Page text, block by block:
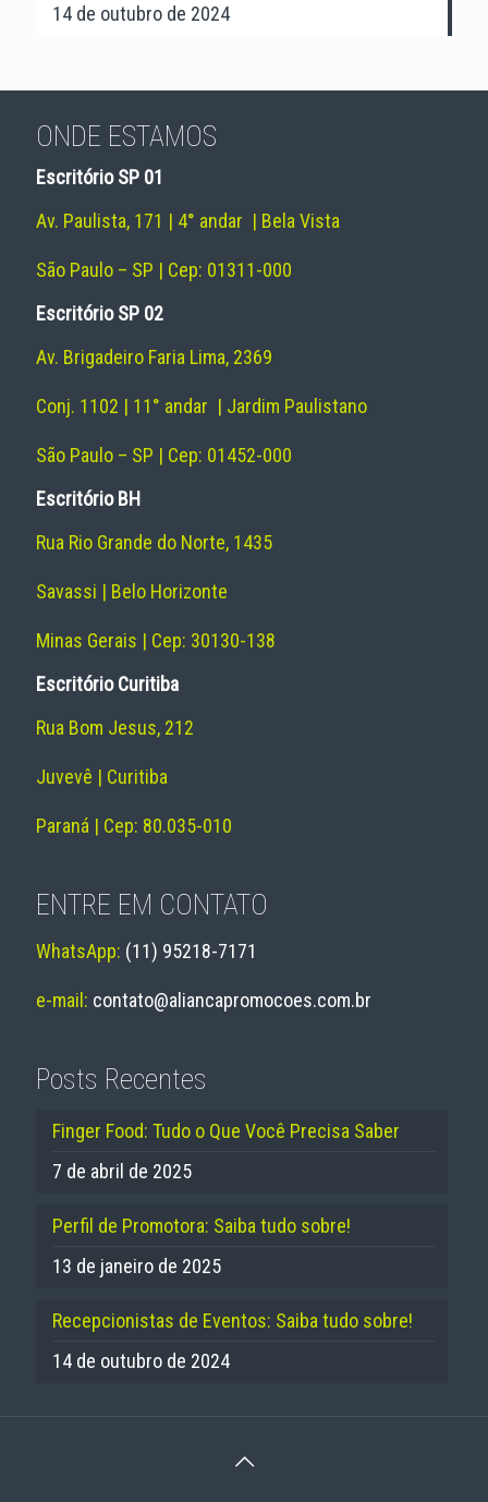
14 de outubro de 2024
ONDE ESTAMOS
Escritório SP 01
Av. Paulista, 171 | 4° andar | Bela Vista
São Paulo – SP | Cep: 01311-000
Escritório SP 02
Av. Brigadeiro Faria Lima, 2369
Conj. 1102 | 11° andar | Jardim Paulistano
São Paulo – SP | Cep: 01452-000
Escritório BH
Rua Rio Grande do Norte, 1435
Savassi | Belo Horizonte
Minas Gerais | Cep: 30130-138
Escritório Curitiba
Rua Bom Jesus, 212
Juvevê | Curitiba
Paraná | Cep: 80.035-010
ENTRE EM CONTATO
WhatsApp: (11) 95218-7171
e-mail: contato@aliancapromocoes.com.br
Posts Recentes
Finger Food: Tudo o Que Você Precisa Saber
7 de abril de 2025
Perfil de Promotora: Saiba tudo sobre!
13 de janeiro de 2025
Recepcionistas de Eventos: Saiba tudo sobre!
14 de outubro de 2024